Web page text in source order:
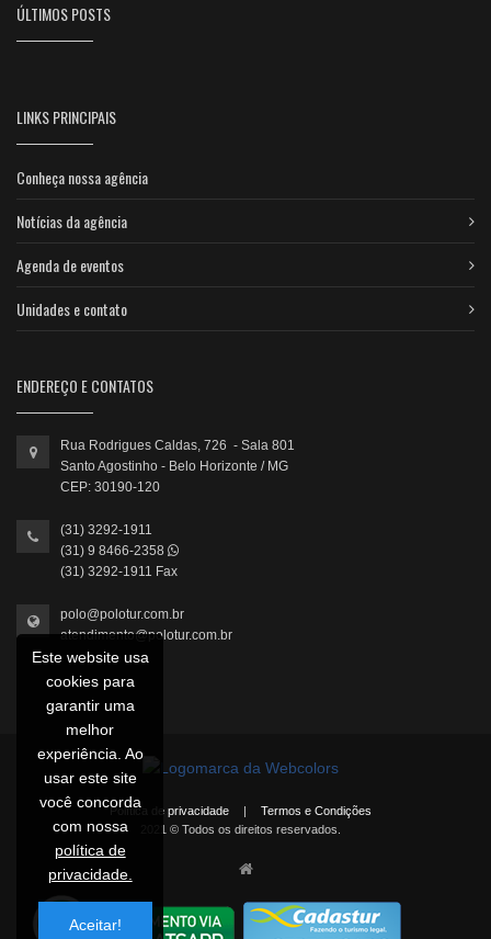
ÚLTIMOS POSTS
LINKS PRINCIPAIS
Conheça nossa agência
Notícias da agência
Agenda de eventos
Unidades e contato
ENDEREÇO E CONTATOS
Rua Rodrigues Caldas, 726 - Sala 801
Santo Agostinho - Belo Horizonte / MG
CEP: 30190-120
(31) 3292-1911
(31) 9 8466-2358
(31) 3292-1911 Fax
polo@polotur.com.br
atendimento@polotur.com.br
Política de privacidade
Termos e Condições
2021 © Todos os direitos reservados.
Este website usa
cookies para
garantir uma
melhor
experiência. Ao
usar este site
você concorda
com nossa
política de
privacidade.
Aceitar!